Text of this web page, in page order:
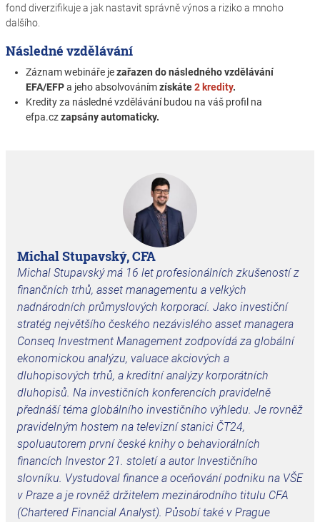
fond diverzifikuje a jak nastavit správně výnos a riziko a mnoho
dalšího.
Následné vzdělávání
Záznam webináře jezařazen do následného vzdělávání
EFA/EFPa jeho absolvovánímzískáte2 kredity.
Kredity za následné vzdělávání budou na váš profil na
efpa.czzapsány automaticky.
Michal Stupavský, CFA
Michal Stupavský má 16 let profesionálních zkušeností z
finančních trhů, asset managementu a velkých
nadnárodních průmyslových korporací. Jako investiční
stratég největšího českého nezávislého asset managera
Conseq Investment Management zodpovídá za globální
ekonomickou analýzu, valuace akciových a
dluhopisových trhů, a kreditní analýzy korporátních
dluhopisů. Na investičních konferencích pravidelně
přednáší téma globálního investičního výhledu. Je rovněž
pravidelným hostem na televizní stanici ČT24,
spoluautorem první české knihy o behaviorálních
financích Investor 21. století a autor Investičního
slovníku. Vystudoval finance a oceňování podniku na VŠE
v Praze a je rovněž držitelem mezinárodního titulu CFA
(Chartered Financial Analyst). Působí také v Prague